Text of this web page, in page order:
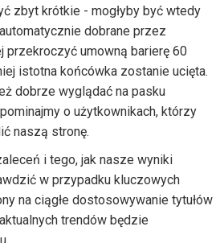
zbyt krótkie - mogłyby być wtedy
dobrane przez
przekroczyć umowną barierę 60
istotna końcówka zostanie ucięta.
dobrze wyglądać na pasku
o użytkownikach, którzy
naszą stronę.
i tego, jak nasze wyniki
w przypadku kluczowych
na ciągłe dostosowywanie tytułów
trendów będzie